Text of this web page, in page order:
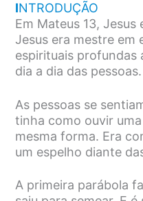
INTRODUÇÃO
Em Mateus 13,
Jesus era mestre em
espirituais profundas
dia a dia das pessoas.
As pessoas se
tinha como ouvir
mesma forma. Era
um espelho diante
A primeira parábola